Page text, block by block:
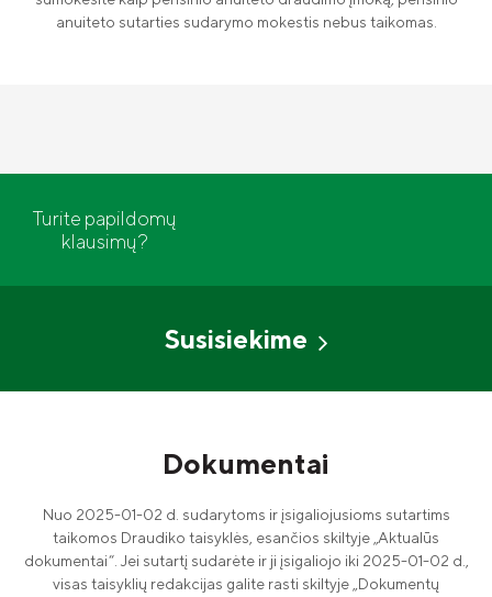
anuiteto sutarties sudarymo mokestis nebus taikomas.
Turite papildomų
klausimų?
Susisiekime
Dokumentai
Nuo 2025-01-02 d. sudarytoms ir įsigaliojusioms sutartims
taikomos Draudiko taisyklės, esančios skiltyje „Aktualūs
dokumentai“. Jei sutartį sudarėte ir ji įsigaliojo iki 2025-01-02 d.,
visas taisyklių redakcijas galite rasti skiltyje „Dokumentų